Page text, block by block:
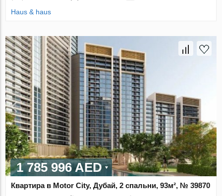
Haus & haus
1 785 996 AED
Квартира в Motor City, Дубай, 2 спальни, 93м², № 39870